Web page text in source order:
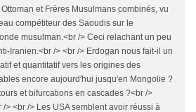
et Frères Musulmans combinés, vu
compétiteur des Saoudis sur le
musulman.<br /> Ceci relachant un peu
Iranien.<br /> <br /> Erdogan nous fait-il un
et quantitatif vers les origines des
encore aujourd'hui jusqu'en Mongolie ?
et bifurcations en cascades ?<br />
> <br /> Les USA semblent avoir réussi à